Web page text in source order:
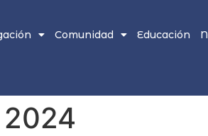
Comunidad Educación